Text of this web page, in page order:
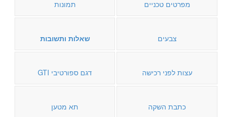
מפרטים טכניים תמונות
צבעים שאלות ותשובות
עצות לפני רכישה דגם ספורטיבי GTI
כתבת השקה תא מטען